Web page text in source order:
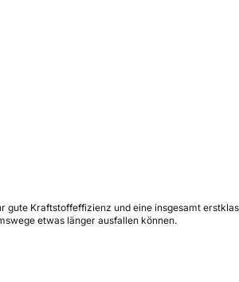
gute Kraftstoffeffizienz und eine insgesamt
etwas länger ausfallen können.